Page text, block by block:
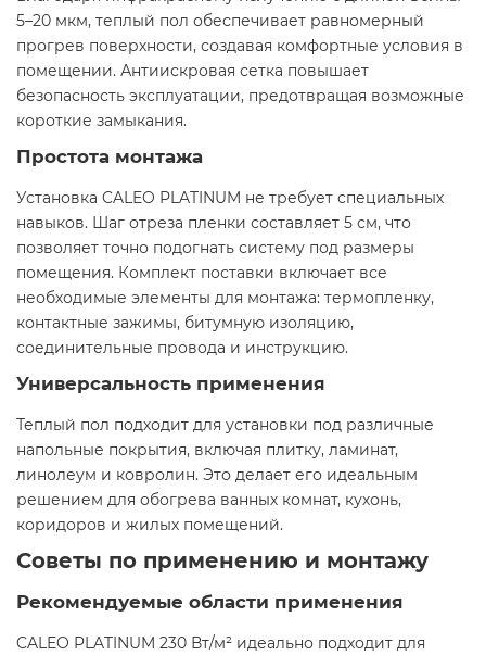
5–20 мкм, теплый пол обеспечивает равномерный
прогрев поверхности, создавая комфортные условия в
помещении. Антиискровая сетка повышает
безопасность эксплуатации, предотвращая возможные
короткие замыкания.​
Простота монтажа
Установка CALEO PLATINUM не требует специальных
навыков. Шаг отреза пленки составляет 5 см, что
позволяет точно подогнать систему под размеры
помещения. Комплект поставки включает все
необходимые элементы для монтажа: термопленку,
контактные зажимы, битумную изоляцию,
соединительные провода и инструкцию.​
Универсальность применения
Теплый пол подходит для установки под различные
напольные покрытия, включая плитку, ламинат,
линолеум и ковролин. Это делает его идеальным
решением для обогрева ванных комнат, кухонь,
коридоров и жилых помещений.​
Советы по применению и монтажу
Рекомендуемые области применения
CALEO PLATINUM 230 Вт/м² идеально подходит для